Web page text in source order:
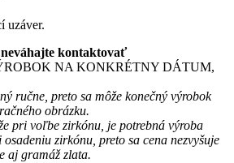
uzáver.
kontaktovať
NA KONKRÉTNY DÁTUM,
ručne, preto sa môže konečný výrobok
obrázku.
pri voľbe zirkónu, je potrebná výroba
zirkónu, preto sa cena nezvyšuje
aj gramáž zlata.